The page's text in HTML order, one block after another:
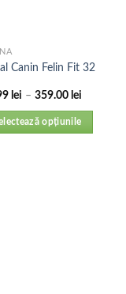
Canin Felin Fit 32
lei – 359.00 lei
opțiunile